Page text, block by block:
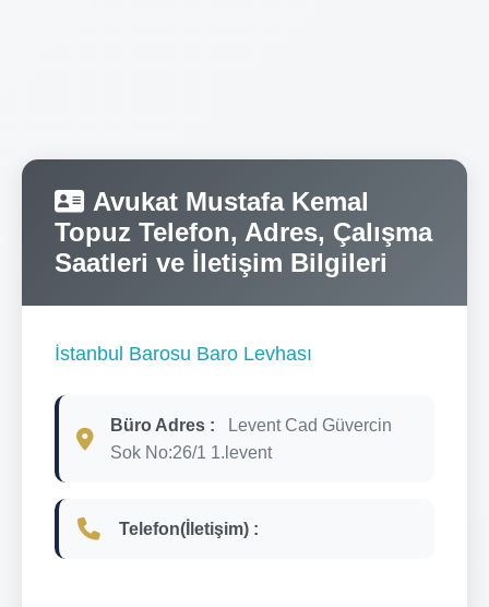
Avukat Mustafa Kemal
Topuz Telefon, Adres, Çalışma
Saatleri ve İletişim Bilgileri
İstanbul Barosu Baro Levhası
Büro Adres :
Levent Cad Güvercin
Sok No:26/1 1.levent
Telefon(İletişim) :